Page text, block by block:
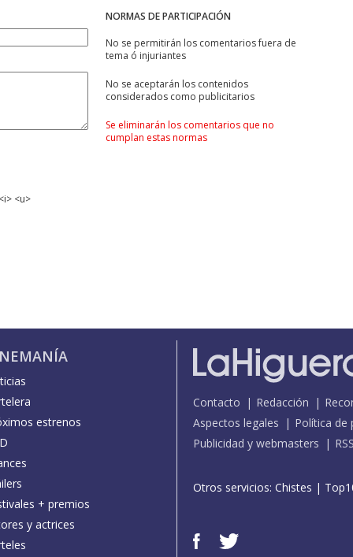
NORMAS DE PARTICIPACIÓN
No se permitirán los comentarios fuera de
tema ó injuriantes
No se aceptarán los contenidos
considerados como publicitarios
Se eliminarán los comentarios que no
cumplan estas normas
<u>
estrenos
+ premios
y actrices
Contacto Redacción
Aspectos legales
Política de
Publicidad y webmasters
Otros servicios: Chistes |